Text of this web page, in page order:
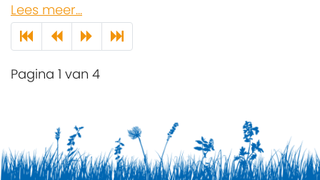
Lees meer...
Pagina 1 van 4